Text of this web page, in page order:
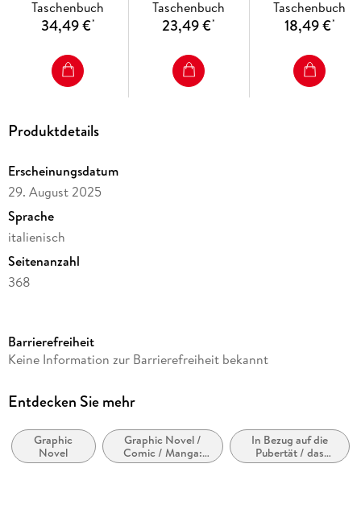
Taschenbuch
34,49 €*
Taschenbuch
23,49 €*
Taschenbuch
18,49 €*
Produktdetails
Erscheinungsdatum
29. August 2025
Sprache
italienisch
Seitenanzahl
368
Autor/Autorin
Übersetzung
Verlag/Hersteller
Coconino Press
Barrierefreiheit
Keine Information zur Barrierefreiheit bekannt
Entdecken Sie mehr
Graphic
Novel
Graphic Novel /
Comic / Manga:
Horror,
In Bezug auf die
Pubertät / das
Teenageralter